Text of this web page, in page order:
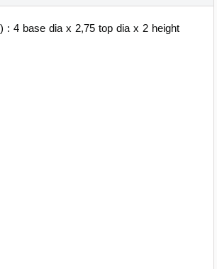
: 4 base dia x 2,75 top dia x 2 height